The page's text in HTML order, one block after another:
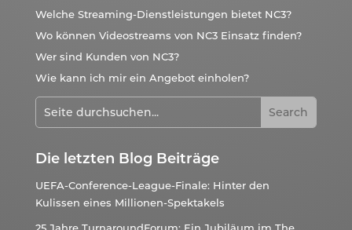
Welche Streaming-Dienstleistungen bietet NC3?
Wo können Videostreams von NC3 Einsatz finden?
Wer sind Kunden von NC3?
Wie kann ich mir ein Angebot einholen?
Die letzten Blog Beiträge
UEFA-Conference-League-Finale: Hinter den
Kulissen eines Millionen-Spektakels